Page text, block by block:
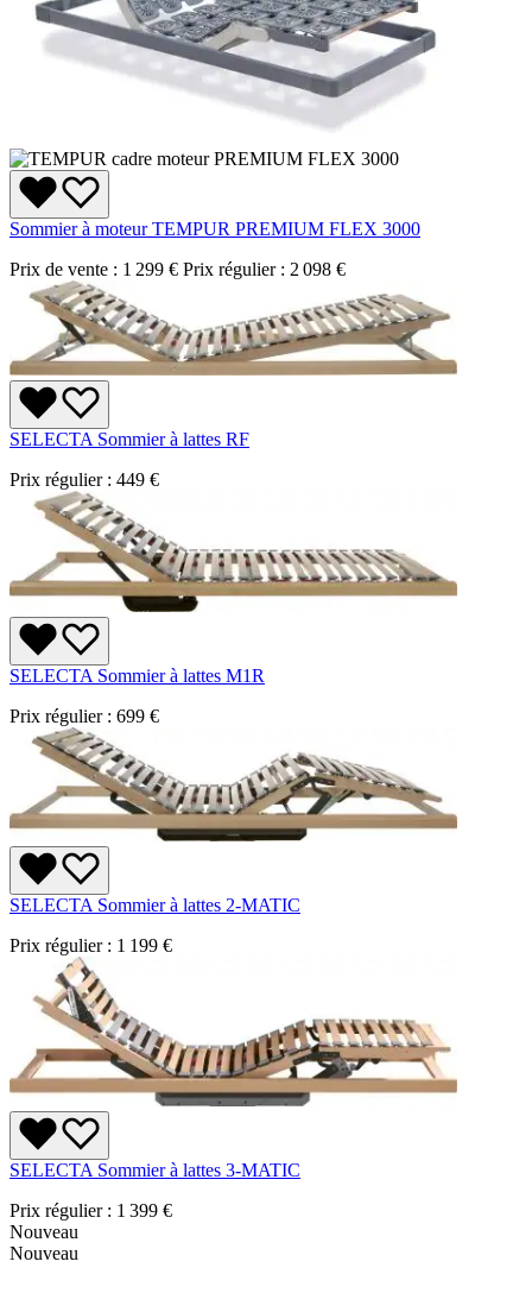
Sommier à moteur TEMPUR PREMIUM FLEX 3000
Prix de vente : 1 299 € Prix régulier : 2 098 €
SELECTA Sommier à lattes RF
Prix régulier : 449 €
SELECTA Sommier à lattes M1R
Prix régulier : 699 €
SELECTA Sommier à lattes 2-MATIC
Prix régulier : 1 199 €
SELECTA Sommier à lattes 3-MATIC
Prix régulier : 1 399 €
Nouveau
Nouveau